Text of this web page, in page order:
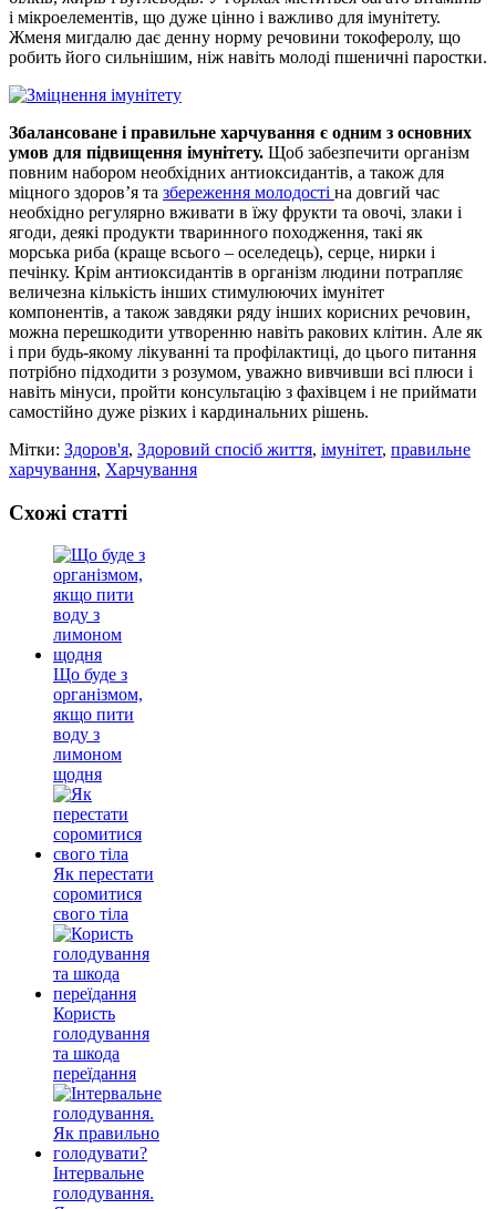
і мікроелементів, що дуже цінно і важливо для імунітету.
Жменя мигдалю дає денну норму речовини токоферолу, що
робить його сильнішим, ніж навіть молоді пшеничні паростки.
Збалансоване і правильне харчування є одним з основних
умов для підвищення імунітету. Щоб забезпечити організм
повним набором необхідних антиоксидантів, а також для
міцного здоров’я та збереження молодості на довгий час
необхідно регулярно вживати в їжу фрукти та овочі, злаки і
ягоди, деякі продукти тваринного походження, такі як
морська риба (краще всього – оселедець), серце, нирки і
печінку. Крім антиоксидантів в організм людини потрапляє
величезна кількість інших стимулюючих імунітет
компонентів, а також завдяки ряду інших корисних речовин,
можна перешкодити утворенню навіть ракових клітин. Але як
і при будь-якому лікуванні та профілактиці, до цього питання
потрібно підходити з розумом, уважно вивчивши всі плюси і
навіть мінуси, пройти консультацію з фахівцем і не приймати
самостійно дуже різких і кардинальних рішень.
Мітки: Здоров'я, Здоровий спосіб життя, імунітет, правильне
харчування, Харчування
Схожі статті
Що буде з
організмом,
якщо пити
воду з
лимоном
щодня
Як перестати
соромитися
свого тіла
Користь
голодування
та шкода
переїдання
Інтервальне
голодування.